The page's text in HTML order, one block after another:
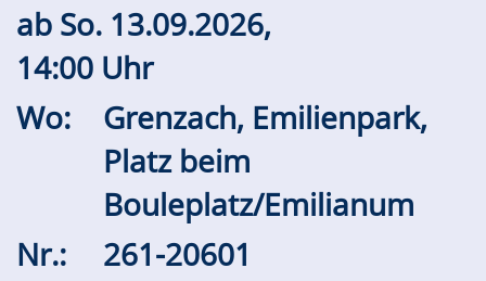
ab So. 13.09.2026,
14:00 Uhr
Wo:
Grenzach, Emilienpark,
Platz beim
Bouleplatz/Emilianum
Nr.:
261-20601